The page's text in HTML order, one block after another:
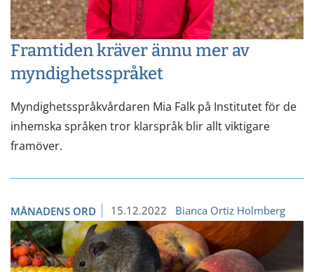
Framtiden kräver ännu mer av
myndighetsspråket
Myndighetsspråkvårdaren Mia Falk på Institutet för de
inhemska språken tror klarspråk blir allt viktigare
framöver.
MÅNADENS ORD 15.12.2022 Bianca Ortiz Holmberg